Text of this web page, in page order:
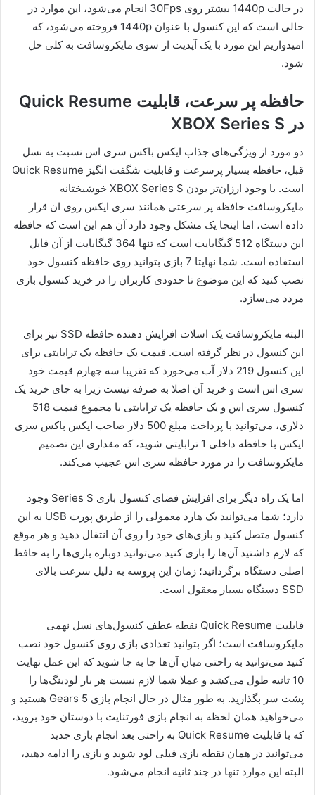
در حالت 1440p بیشتر روی 30Fps انجام می‌شود، این موارد در
حالی است که این کنسول با عنوان 1440p فروخته می‌شود، که
امیدواریم این مورد با یک آپدیت از سوی مایکروسافت به کلی حل
شود.
حافظه پر سرعت، قابلیت Quick Resume
در XBOX Series S
دو مورد از ویژگی‌های جذاب ایکس باکس سری اس نسبت به نسل
قبل، حافظه بسیار پرسرعت و قابلیت شگفت انگیز Quick Resume
است. با وجود ارزان‌تر بودن XBOX Series S خوشبختانه
مایکروسافت حافظه پر سرعتی همانند سری ایکس روی ان قرار
داده است، اما اینجا یک مشکل وجود دارد آن هم این است که حافظه
این دستگاه 512 گیگابایت است که تنها 364 گیگابایت از آن قابل
استفاده است. شما نهایتا 7 بازی بتوانید روی حافظه کنسول خود
نصب کنید که این موضوع تا حدودی کاربران را در خرید کنسول بازی
مردد می‌سازد.
البته مایکروسافت یک اسلات افزایش دهنده حافظه SSD نیز برای
این کنسول در نظر گرفته است. قیمت یک حافظه یک ترابایتی برای
این کنسول 219 دلار آب می‌خورد که تقریبا سه چهارم قیمت خود
سری اس است و خرید آن اصلا به صرفه نیست زیرا به جای خرید یک
کنسول سری اس و یک حافظه یک ترابایتی با مجموع قیمت 518
دلاری، می‌توانید با پرداخت مبلغ 500 دلار صاحب ایکس باکس سری
ایکس با حافظه داخلی 1 ترابایتی شوید، که مقداری این تصمیم
مایکروسافت را در مورد حافظه سری اس عجیب می‌کند.
اما یک راه دیگر برای افزایش فضای کنسول بازی Series S وجود
دارد؛ شما می‌توانید یک هارد معمولی را از طریق پورت USB به این
کنسول متصل کنید و بازی‌های خود را روی آن انتقال دهید و هر موقع
که لازم داشتید آن‌ها را بازی کنید می‌توانید دوباره بازی‌ها را به حافظ
اصلی دستگاه برگردانید؛ زمان این پروسه به دلیل سرعت بالای
SSD دستگاه بسیار معقول است.
قابلیت Quick Resume نقطه عطف کنسول‌های نسل نهمی
مایکروسافت است؛ اگر بتوانید تعدادی بازی روی کنسول خود نصب
کنید می‌توانید به راحتی میان آن‌ها جا به جا شوید که این عمل نهایت
10 ثانیه طول می‌کشد و عملا شما لازم نیست هر بار لودینگ‌ها را
پشت سر بگذارید. به طور مثال در حال انجام بازی Gears 5 هستید و
می‌خواهید همان لحظه به انجام بازی فورتنایت با دوستان خود بروید،
که با قابلیت Quick Resume به راحتی بعد انجام بازی جدید
می‌توانید در همان نقطه بازی قبلی لود شوید و بازی را ادامه دهید،
البته این موارد تنها در چند ثانیه انجام می‌شود.